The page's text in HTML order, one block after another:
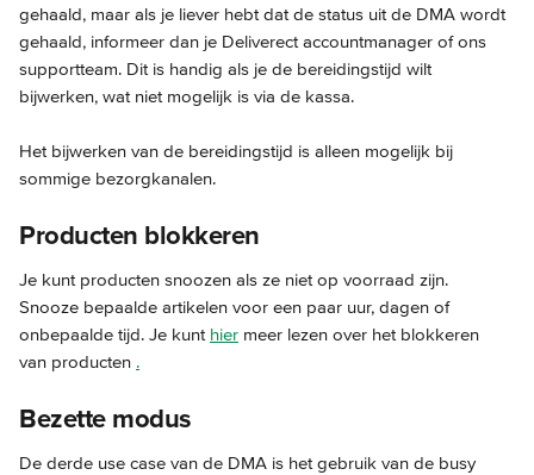
gehaald, maar als je liever hebt dat de status uit de DMA wordt
gehaald, informeer dan je Deliverect accountmanager of ons
supportteam. Dit is handig als je de bereidingstijd wilt
bijwerken, wat niet mogelijk is via de kassa.
Het bijwerken van de bereidingstijd is alleen mogelijk bij
sommige bezorgkanalen.
Producten blokkeren
Je kunt producten snoozen als ze niet op voorraad zijn.
Snooze bepaalde artikelen voor een paar uur, dagen of
onbepaalde tijd. Je kunt hier meer lezen over het blokkeren
van producten .
Bezette modus
De derde use case van de DMA is het gebruik van de busy